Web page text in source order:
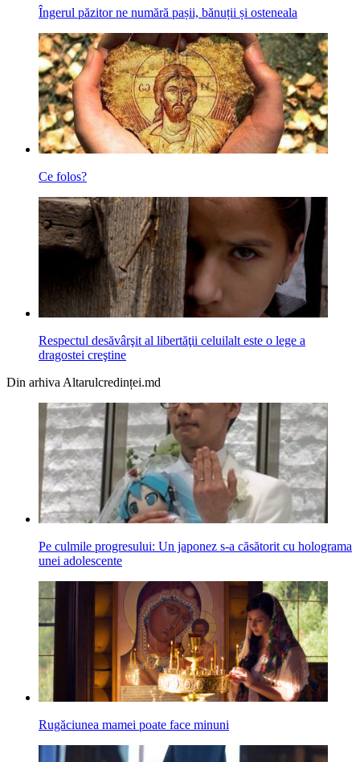
Îngerul păzitor ne numără pașii, bănuții și osteneala
Ce folos?
Respectul desăvârşit al libertăţii celuilalt este o lege a
dragostei creştine
Din arhiva Altarulcredinței.md
Pe culmile progresului: Un japonez s-a căsătorit cu holograma
unei adolescente
Rugăciunea mamei poate face minuni